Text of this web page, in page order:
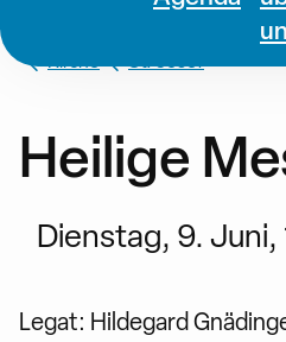
Kirche St. Josef
Heilige
Dienstag, 9.
Legat: Hildegard